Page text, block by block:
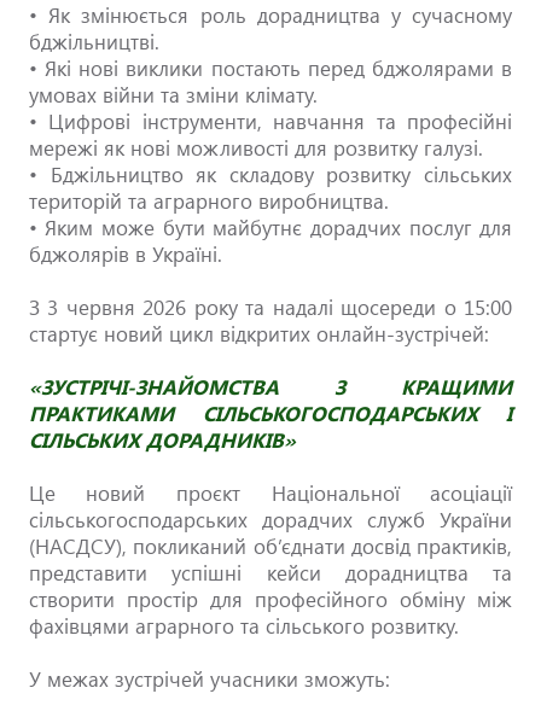
• Як змінюється роль дорадництва у сучасному
бджільництві.
• Які нові виклики постають перед бджолярами в
умовах війни та зміни клімату.
• Цифрові інструменти, навчання та професійні
мережі як нові можливості для розвитку галузі.
• Бджільництво як складову розвитку сільських
територій та аграрного виробництва.
• Яким може бути майбутнє дорадчих послуг для
бджолярів в Україні.
З 3 червня 2026 року та надалі щосереди о 15:00
стартує новий цикл відкритих онлайн-зустрічей:
«ЗУСТРІЧІ-ЗНАЙОМСТВА З КРАЩИМИ
ПРАКТИКАМИ СІЛЬСЬКОГОСПОДАРСЬКИХ І
СІЛЬСЬКИХ ДОРАДНИКІВ»
Це новий проєкт Національної асоціації
сільськогосподарських дорадчих служб України
(НАСДСУ), покликаний об’єднати досвід практиків,
представити успішні кейси дорадництва та
створити простір для професійного обміну між
фахівцями аграрного та сільського розвитку.
У межах зустрічей учасники зможуть: